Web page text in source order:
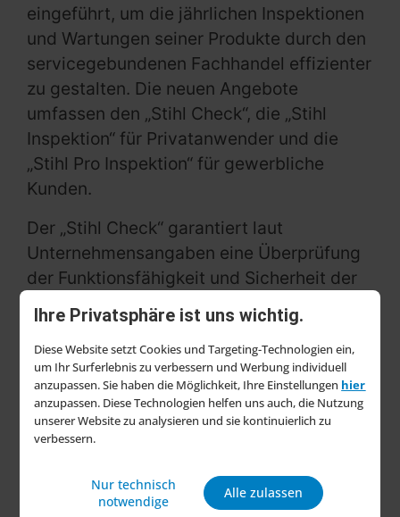
Ihre Privatsphäre ist uns wichtig.
Diese Website setzt Cookies und Targeting-Technologien ein,
um Ihr Surferlebnis zu verbessern und Werbung individuell
anzupassen. Sie haben die Möglichkeit, Ihre Einstellungen hier
anzupassen. Diese Technologien helfen uns auch, die Nutzung
unserer Website zu analysieren und sie kontinuierlich zu
verbessern.
Nur technisch
notwendige
Alle zulassen
eingeführt, um die jährlichen Inspektionen
und Wartungen seiner Produkte durch den
servicegebundenen Fachhandel effizienter
zu gestalten. Die neuen Angebote
umfassen den „Stihl Check“, die „Stihl
Inspektion“ für Privatanwender und die
„Stihl Pro Inspektion“ für gewerbliche
Kunden.
Der „Stihl Check“ garantiert laut
Unternehmensangaben eine Überprüfung
der Funktionsfähigkeit und Sicherheit der
Geräte sowie die Entfernung von groben
Schmutzrückständen. Die „Stihl
Inspektion“, die speziell für Privatkunden
empfohlen wird, beinhaltet darüber hinaus
den Austausch von modellspezifischen
Stihl Original-Wartungsteilen, das
Softwareupdates sowie eine intensive
Reinigung.